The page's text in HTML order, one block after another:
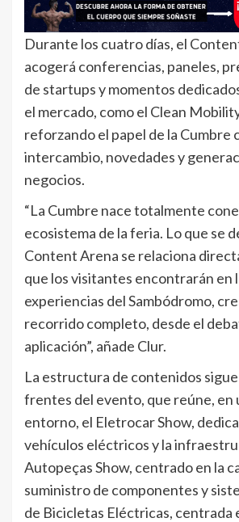
Durante los cuatro días, el
acogerá conferencias, paneles,
de startups y momentos
el mercado, como el Clean
reforzando el papel de la Cumbre
intercambio, novedades y
negocios.
“La Cumbre nace totalmente
ecosistema de la feria. Lo que se
Content Arena se relaciona
que los visitantes encontrarán en
experiencias del Sambódromo,
recorrido completo, desde el
aplicación”, añade Clur.
La estructura de contenidos
frentes del evento, que reúne, en
entorno, el Eletrocar Show,
vehículos eléctricos y la
Autopeças Show, centrado en la
suministro de componentes y
de Bicicletas Eléctricas, centrada